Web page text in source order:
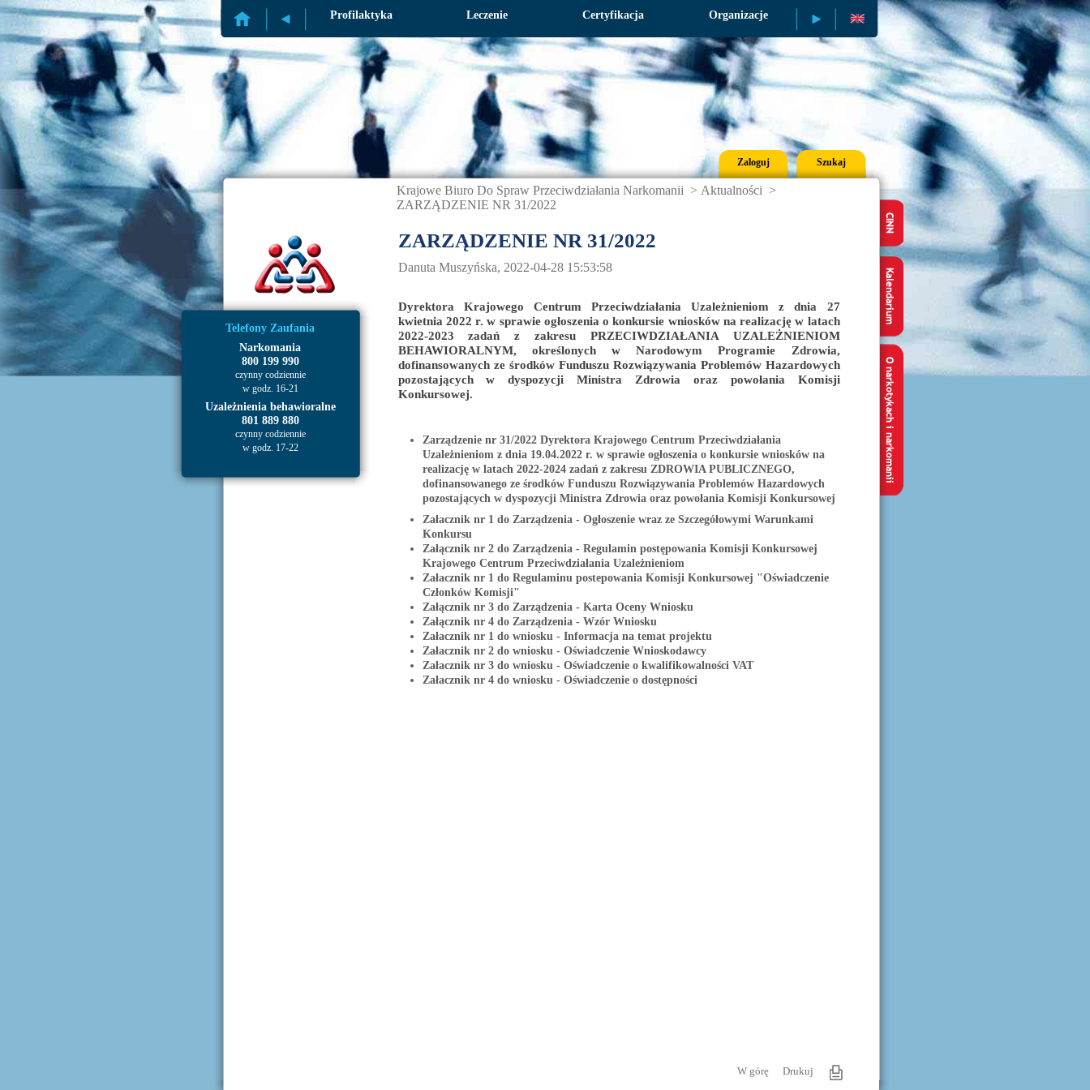
Profilaktyka Leczenie Certyfikacja Organizacje Publikacje
Zaloguj Szukaj
Telefony Zaufania
Narkomania
800 199 990
czynny codziennie
w godz. 16-21
Uzależnienia behawioralne
801 889 880
czynny codziennie
w godz. 17-22
Krajowe Biuro Do Spraw Przeciwdziałania Narkomanii > Aktualności >
ZARZĄDZENIE NR 31/2022
ZARZĄDZENIE NR 31/2022
Danuta Muszyńska, 2022-04-28 15:53:58
Dyrektora Krajowego Centrum Przeciwdziałania Uzależnieniom z dnia 27
kwietnia 2022 r. w sprawie ogłoszenia o konkursie wniosków na realizację w latach
2022-2023 zadań z zakresu PRZECIWDZIAŁANIA UZALEŻNIENIOM
BEHAWIORALNYM, określonych w Narodowym Programie Zdrowia,
dofinansowanych ze środków Funduszu Rozwiązywania Problemów Hazardowych
pozostających w dyspozycji Ministra Zdrowia oraz powołania Komisji
Konkursowej.
Zarządzenie nr 31/2022 Dyrektora Krajowego Centrum Przeciwdziałania
Uzależnieniom z dnia 19.04.2022 r. w sprawie ogłoszenia o konkursie wniosków na
realizację w latach 2022-2024 zadań z zakresu ZDROWIA PUBLICZNEGO,
dofinansowanego ze środków Funduszu Rozwiązywania Problemów Hazardowych
pozostających w dyspozycji Ministra Zdrowia oraz powołania Komisji Konkursowej
Załacznik nr 1 do Zarządzenia - Ogłoszenie wraz ze Szczegółowymi Warunkami
Konkursu
Załącznik nr 2 do Zarządzenia - Regulamin postępowania Komisji Konkursowej
Krajowego Centrum Przeciwdziałania Uzależnieniom
Załacznik nr 1 do Regulaminu postepowania Komisji Konkursowej "Oświadczenie
Członków Komisji"
Załącznik nr 3 do Zarządzenia - Karta Oceny Wniosku
Załącznik nr 4 do Zarządzenia - Wzór Wniosku
Załacznik nr 1 do wniosku - Informacja na temat projektu
Załacznik nr 2 do wniosku - Oświadczenie Wnioskodawcy
Załacznik nr 3 do wniosku - Oświadczenie o kwalifikowalności VAT
Załacznik nr 4 do wniosku - Oświadczenie o dostępności
W górę Drukuj